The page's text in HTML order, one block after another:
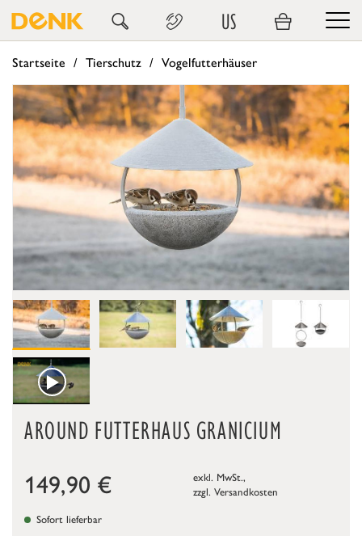
US
Startseite Tierschutz Vogelfutterhäuser
AROUND FUTTERHAUS GRANICIUM
149,90 €
exkl. MwSt.,
zzgl. Versandkosten
Sofort lieferbar